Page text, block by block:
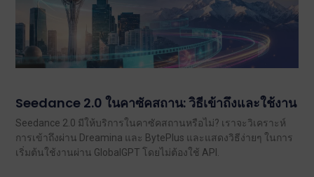
Seedance 2.0 ในคาซัคสถาน: วิธีเข้าถึงและใช้งาน
Seedance 2.0 มีให้บริการในคาซัคสถานหรือไม่? เราจะวิเคราะห์
การเข้าถึงผ่าน Dreamina และ BytePlus และแสดงวิธีง่ายๆ ในการ
เริ่มต้นใช้งานผ่าน GlobalGPT โดยไม่ต้องใช้ API.